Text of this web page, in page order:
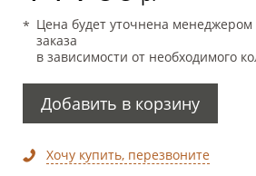
Цена будет уточнена
заказа
в зависимости от необходимого
Добавить в корзину
Хочу купить, перезвоните